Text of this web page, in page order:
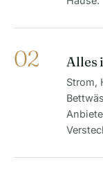
02 Alles
Strom,